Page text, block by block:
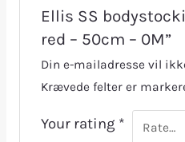
Ellis SS
red – 50cm – 0M”
Din e-mailadresse vil
Krævede felter er
Your rating *